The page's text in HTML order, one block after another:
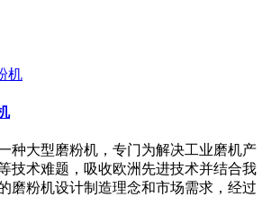
种大型磨粉机，专门为解决工业磨机产
技术难题，吸收欧洲先进技术并结合我
磨粉机设计制造理念和市场需求，经过